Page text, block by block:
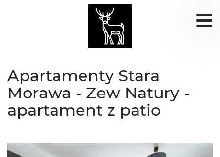
Apartamenty Stara
Morawa - Zew Natury -
apartament z patio